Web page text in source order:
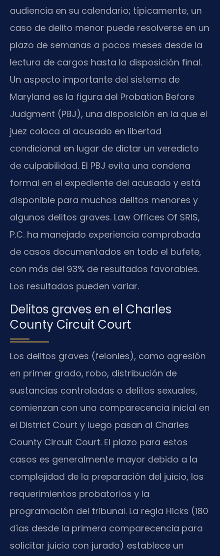
audiencia en su calendario; típicamente, un
caso de delito menor puede resolverse en un
plazo de semanas a pocos meses desde la
lectura de cargos hasta la disposición final.
Un aspecto importante del sistema de
Maryland es la figura del Probation Before
Judgment (PBJ), una disposición en la que el
juez coloca al acusado en libertad
condicional en lugar de dictar un veredicto
de culpabilidad. El PBJ evita una condena
formal en el expediente del acusado y está
disponible para muchos delitos menores y
algunos delitos graves. Law Offices Of SRIS,
P.C. ha manejado experiencia comprobada
de casos documentados en todo el bufete,
con más del 93% de resultados favorables.
Los resultados pueden variar.
Delitos graves en el Charles
County Circuit Court
Los delitos graves (felonies), como agresión
en primer grado, robo, distribución de
sustancias controladas o delitos sexuales,
comienzan con una comparecencia inicial en
el District Court y luego pasan al Charles
County Circuit Court. El plazo para estos
casos es generalmente mayor debido a la
complejidad de la preparación del juicio, los
requerimientos probatorios y la
programación del tribunal. La regla Hicks (180
días desde la primera comparecencia para
solicitar juicio con jurado) establece un